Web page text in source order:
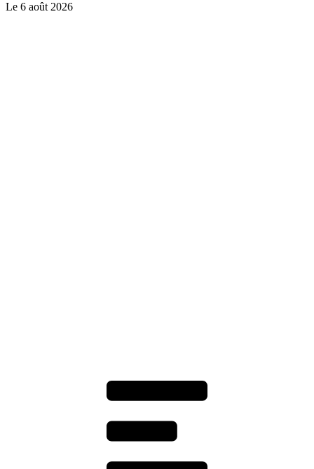
Le 6 août 2026